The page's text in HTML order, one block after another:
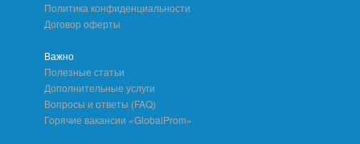
Политика конфиденциальности
Договор оферты
Важно
Полезные статьи
Дополнительные услуги
Вопросы и ответы (FAQ)
Горячие вакансии «GlobalProm»